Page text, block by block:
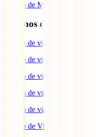
Seguro de Moto
Destinos de interés
Seguro de viaje a EEUU
Seguro de viaje a Indonesia
Seguro de viaje a Marruecos
Seguro de viaje a Reino Unido
Seguro de viaje a México
Seguro de Viaje a Tailandia